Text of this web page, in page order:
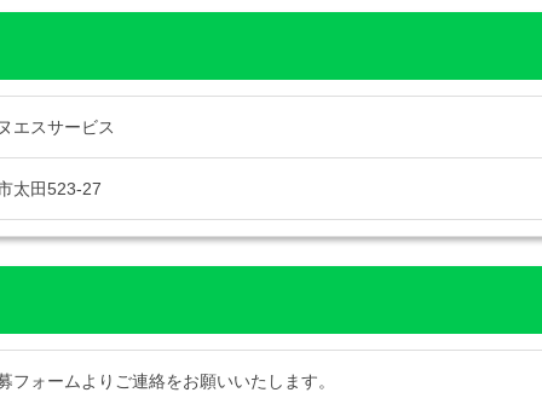
エスサービス
太田523-27
フォームよりご連絡をお願いいたします。